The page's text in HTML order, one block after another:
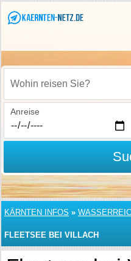
Wohin reisen Sie?
Anreise
KÄRNTEN INFOS »
FLEETSEE BEI VILLACH